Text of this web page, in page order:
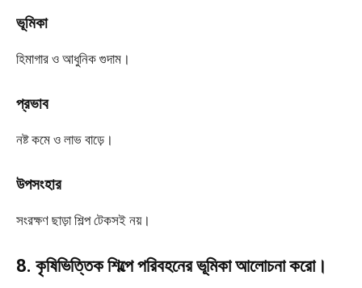
ভূমিকা
হিমাগার ও আধুনিক গুদাম।
প্রভাব
নষ্ট কমে ও লাভ বাড়ে।
উপসংহার
সংরক্ষণ ছাড়া শিল্প টেকসই নয়।
8. কৃষিভিত্তিক শিল্পে পরিবহনের ভূমিকা আলোচনা করো।